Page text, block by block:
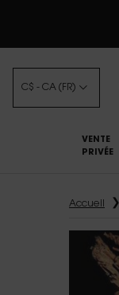
C$ - CA (FR)
VENTE
PRIVÉE
Accueil